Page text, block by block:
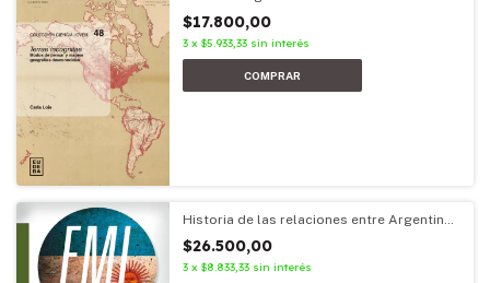
$17.800,00
3 x $5.933,33 sin interés
Historia de las relaciones entre Argentina
$26.500,00
3 x $8.833,33 sin interés